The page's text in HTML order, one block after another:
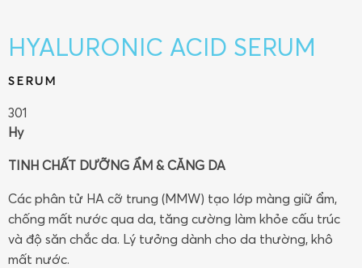
HYALURONIC ACID SERUM
SERUM
301
Hy
TINH CHẤT DƯỠNG ẨM & CĂNG DA
Các phân tử HA cỡ trung (MMW) tạo lớp màng giữ ẩm,
chống mất nước qua da, tăng cường làm khỏe cấu trúc
và độ săn chắc da. Lý tưởng dành cho da thường, khô
mất nước.